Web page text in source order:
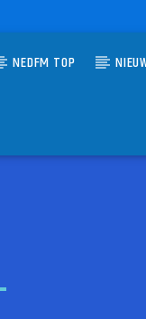
NEDFM TOP